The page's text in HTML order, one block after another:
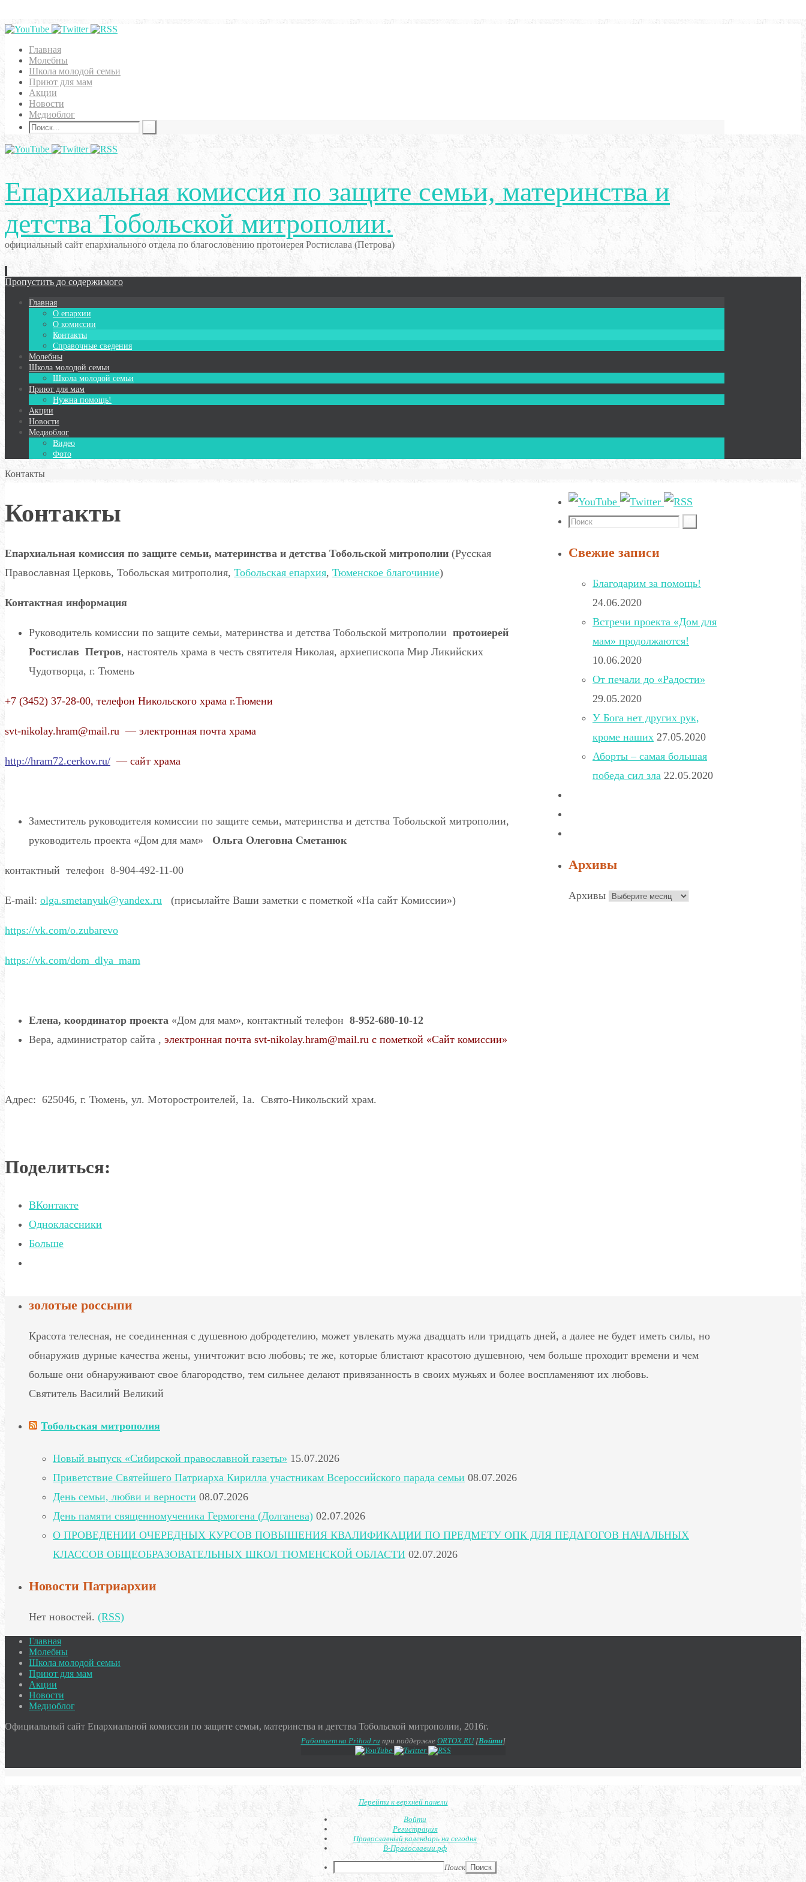
Главная
Молебны
Школа молодой семьи
Приют для мам
Акции
Новости
Медиоблог
Епархиальная комиссия по защите семьи, материнства и
детства Тобольской митрополии.
официальный сайт епархиального отдела по благословению протоиерея Ростислава (Петрова)
Пропустить до содержимого
Главная
О епархии
О комиссии
Контакты
Справочные сведения
Молебны
Школа молодой семьи
Школа молодой семьи
Приют для мам
Нужна помощь!
Акции
Новости
Медиоблог
Видео
Фото
Контакты
Контакты
Епархиальная комиссия по защите семьи, материнства и детства Тобольской митрополии (Русская
Православная Церковь, Тобольская митрополия, Тобольская епархия, Тюменское благочиние)
Контактная информация
Руководитель комиссии по защите семьи, материнства и детства Тобольской митрополии протоиерей
Ростислав Петров, настоятель храма в честь святителя Николая, архиепископа Мир Ликийских
Чудотворца, г. Тюмень
+7 (3452) 37-28-00, телефон Никольского храма г.Тюмени
svt-nikolay.hram@mail.ru — электронная почта храма
http://hram72.cerkov.ru/ — сайт храма
Заместитель руководителя комиссии по защите семьи, материнства и детства Тобольской митрополии,
руководитель проекта «Дом для мам» Ольга Олеговна Сметанюк
контактный телефон 8-904-492-11-00
E-mail: olga.smetanyuk@yandex.ru (присылайте Ваши заметки с пометкой «На сайт Комиссии»)
https://vk.com/o.zubarevo
https://vk.com/dom_dlya_mam
Елена, координатор проекта «Дом для мам», контактный телефон 8-952-680-10-12
Вера, администратор сайта , электронная почта svt-nikolay.hram@mail.ru с пометкой «Сайт комиссии»
Адрес: 625046, г. Тюмень, ул. Моторостроителей, 1а. Свято-Никольский храм.
Поделиться:
ВКонтакте
Одноклассники
Больше
Свежие записи
Благодарим за помощь!
24.06.2020
Встречи проекта «Дом для
мам» продолжаются!
10.06.2020
От печали до «Радости»
29.05.2020
У Бога нет других рук,
кроме наших 27.05.2020
Аборты – самая большая
победа сил зла 22.05.2020
Архивы
Архивы
золотые россыпи
Красота телесная, не соединенная с душевною добродетелию, может увлекать мужа двадцать или тридцать дней, а далее не будет иметь силы, но
обнаружив дурные качества жены, уничтожит всю любовь; те же, которые блистают красотою душевною, чем больше проходит времени и чем
больше они обнаруживают свое благородство, тем сильнее делают привязанность в своих мужьях и более воспламеняют их любовь.
Святитель Василий Великий
Тобольская митрополия
Новый выпуск «Сибирской православной газеты» 15.07.2026
Приветствие Святейшего Патриарха Кирилла участникам Всероссийского парада семьи 08.07.2026
День семьи, любви и верности 08.07.2026
День памяти священномученика Гермогена (Долганева) 02.07.2026
О ПРОВЕДЕНИИ ОЧЕРЕДНЫХ КУРСОВ ПОВЫШЕНИЯ КВАЛИФИКАЦИИ ПО ПРЕДМЕТУ ОПК ДЛЯ ПЕДАГОГОВ НАЧАЛЬНЫХ
КЛАССОВ ОБЩЕОБРАЗОВАТЕЛЬНЫХ ШКОЛ ТЮМЕНСКОЙ ОБЛАСТИ 02.07.2026
Новости Патриархии
Нет новостей. (RSS)
Главная
Молебны
Школа молодой семьи
Приют для мам
Акции
Новости
Медиоблог
Официальный сайт Епархиальной комиссии по защите семьи, материнства и детства Тобольской митрополии, 2016г.
Работает на Prihod.ru при поддержке ORTOX.RU[Войти]
Перейти к верхней панели
Войти
Регистрация
Православный календарь на сегодня
В-Православии.рф
Поиск